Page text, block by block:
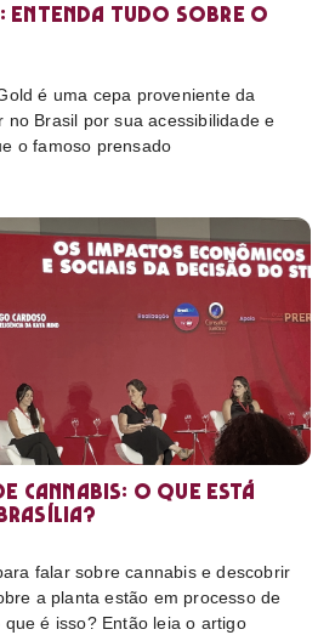
entenda tudo sobre o
é uma cepa proveniente da
no Brasil por sua acessibilidade e
o famoso prensado
Cannabis: O que está
falar sobre cannabis e descobrir
a planta estão em processo de
é isso? Então leia o artigo